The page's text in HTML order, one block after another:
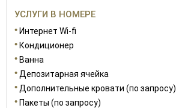
УСЛУГИ В НОМЕРЕ
Интернет Wi-fi
Кондиционер
Ванна
Депозитарная ячейка
Дополнительные кровати (по запросу)
Пакеты (по запросу)